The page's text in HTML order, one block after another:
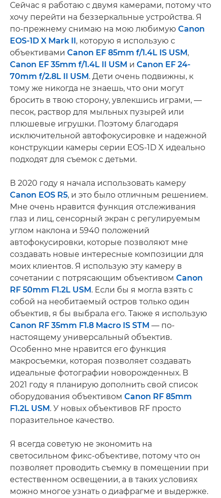
Сейчас я работаю с двумя камерами, потому что
хочу перейти на беззеркальные устройства. Я
по-прежнему снимаю на мою любимую Canon
EOS-1D X Mark II, которую я использую с
объективами Canon EF 85mm f/1.4L IS USM,
Canon EF 35mm f/1.4L II USM и Canon EF 24-
70mm f/2.8L II USM. Дети очень подвижны, к
тому же никогда не знаешь, что они могут
бросить в твою сторону, увлекшись играми, —
песок, раствор для мыльных пузырей или
плюшевые игрушки. Поэтому благодаря
исключительной автофокусировке и надежной
конструкции камеры серии EOS-1D X идеально
подходят для съемок с детьми.
В 2020 году я начала использовать камеру
Canon EOS R5, и это было отличным решением.
Мне очень нравится функция отслеживания
глаз и лиц, сенсорный экран с регулируемым
углом наклона и 5940 положений
автофокусировки, которые позволяют мне
создавать новые интересные композиции для
моих клиентов. Я использую эту камеру в
сочетании с потрясающим объективом Canon
RF 50mm F1.2L USM. Если бы я могла взять с
собой на необитаемый остров только один
объектив, я бы выбрала его. Также я использую
Canon RF 35mm F1.8 Macro IS STM — по-
настоящему универсальный объектив.
Особенно мне нравится его функция
макросъемки, которая позволяет создавать
идеальные фотографии новорожденных. В
2021 году я планирую дополнить свой список
оборудования объективом Canon RF 85mm
F1.2L USM. У новых объективов RF просто
поразительное качество.
Я всегда советую не экономить на
светосильном фикс-объективе, потому что он
позволяет проводить съемку в помещении при
естественном освещении, а в таких условиях
можно многое узнать о диафрагме и выдержке.